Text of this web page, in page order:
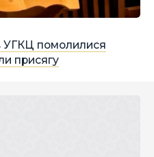
УГКЦ помолилися
присягу